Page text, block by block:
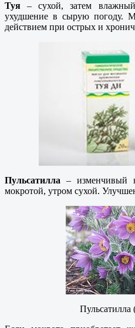
Туя– сухой, затем
ухудшение в сырую погоду.
действием при острых и
Пульсатилла – изменчивый
мокротой, утром сухой.
Пульсатилла